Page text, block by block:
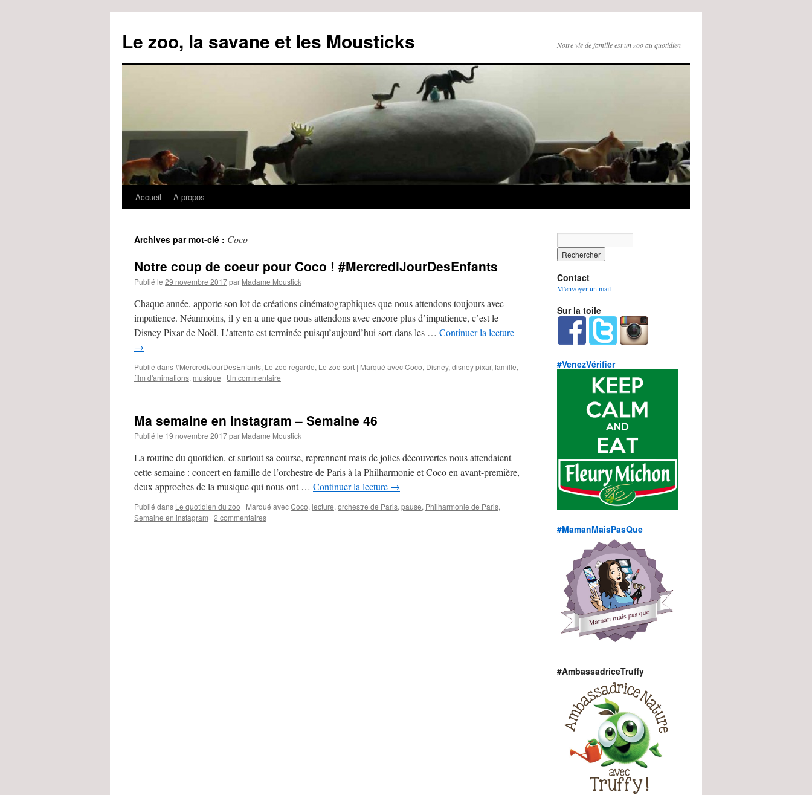
Le zoo, la savane et les Mousticks Notre vie de famille est un zoo au quotidien
Aller
contenu
Accueil À propos
Archives par mot-clé : Coco
Notre coup de coeur pour Coco ! #MercrediJourDesEnfants
Publié le 29 novembre 2017par Madame Moustick
Chaque année, apporte son lot de créations cinématographiques que nous attendons toujours avec
impatience. Néanmoins, il y en a une que nous attendons avec encore plus d’impatience, c’est le
Disney Pixar de Noël. L’attente est terminée puisqu’aujourd’hui sort dans les … Continuer la lecture
→
Publié dans#MercrediJourDesEnfants, Le zoo regarde, Le zoo sort | Marqué avecCoco, Disney, disney pixar, famille,
film d'animations, musique | Un commentaire
Ma semaine en instagram – Semaine 46
Publié le 19 novembre 2017par Madame Moustick
La routine du quotidien, et surtout sa course, reprennent mais de jolies découvertes nous attendaient
cette semaine : concert en famille de l’orchestre de Paris à la Philharmonie et Coco en avant-première,
deux approches de la musique qui nous ont … Continuer la lecture →
Publié dans Le quotidien du zoo | Marqué avecCoco, lecture, orchestre de Paris, pause, Philharmonie de Paris,
Semaine en instagram | 2 commentaires
Contact
M'envoyer un mail
Sur la toile
#VenezVérifier
#MamanMaisPasQue
#AmbassadriceTruffy